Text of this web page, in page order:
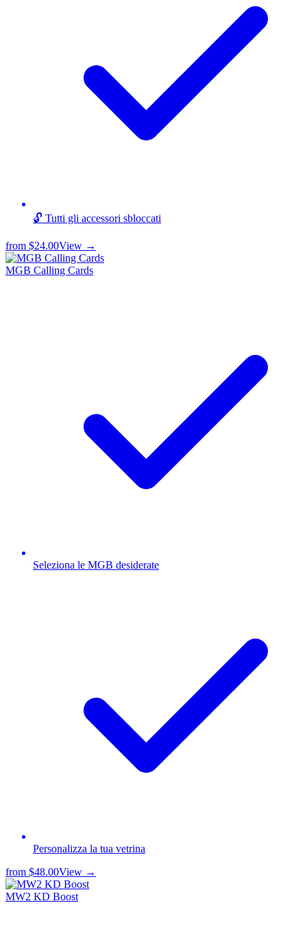
🔓 Tutti gli accessori sbloccati
from $24.00View →
MGB Calling Cards
Seleziona le MGB desiderate
Personalizza la tua vetrina
from $48.00View →
MW2 KD Boost